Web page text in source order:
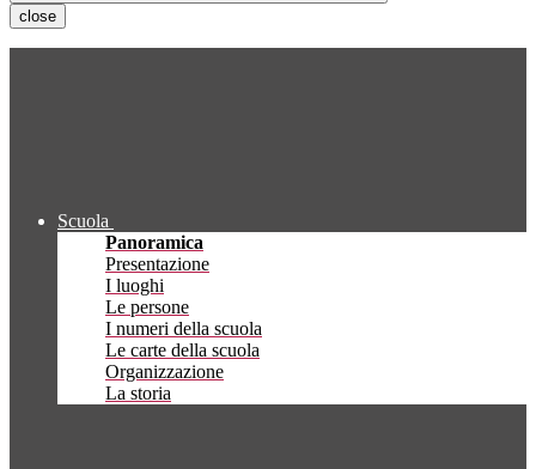
close
Scuola
Panoramica
Presentazione
I luoghi
Le persone
I numeri della scuola
Le carte della scuola
Organizzazione
La storia